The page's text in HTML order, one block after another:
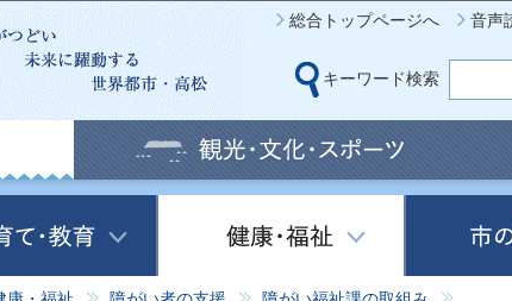
このページの本文へ移動
総合トップページへ 音声
キーワード検索